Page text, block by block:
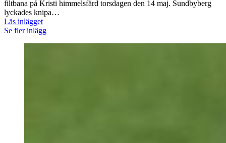
filtbana på Kristi himmelsfärd torsdagen den 14 maj. Sundbyberg
lyckades knipa…
Läs inlägget
Se fler inlägg